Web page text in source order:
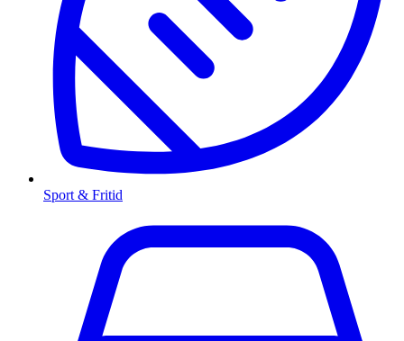
Sport & Fritid